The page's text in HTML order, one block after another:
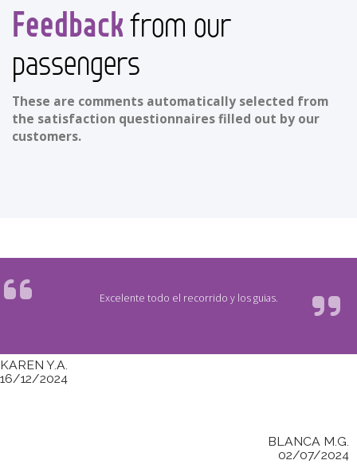
Feedbackfrom our
passengers
These are comments automatically selected from
the satisfaction questionnaires filled out by our
customers.
Excelente todo el recorrido y los guias.
KAREN Y.A.
16/12/2024
BLANCA M.G.
02/07/2024